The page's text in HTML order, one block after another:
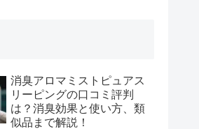
消臭アロマミストピュアス
リーピングの口コミ評判
は？消臭効果と使い方、類
似品まで解説！